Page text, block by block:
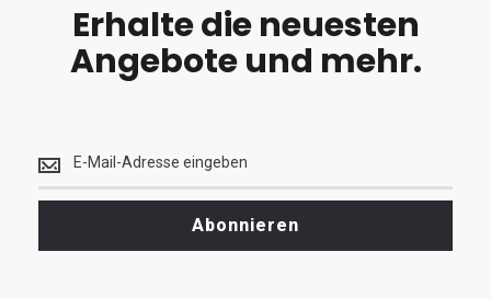
Erhalte die neuesten
Angebote und mehr.
die
neuesten
<br>
Abonnieren